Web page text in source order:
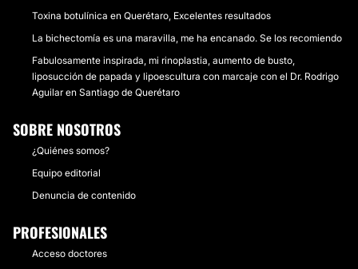
Toxina botulínica en Querétaro, Excelentes resultados
La bichectomía es una maravilla, me ha encanado. Se los recomiendo
Fabulosamente inspirada, mi rinoplastia, aumento de busto,
liposucción de papada y lipoescultura con marcaje con el Dr. Rodrigo
Aguilar en Santiago de Querétaro
SOBRE NOSOTROS
¿Quiénes somos?
Equipo editorial
Denuncia de contenido
PROFESIONALES
Acceso doctores